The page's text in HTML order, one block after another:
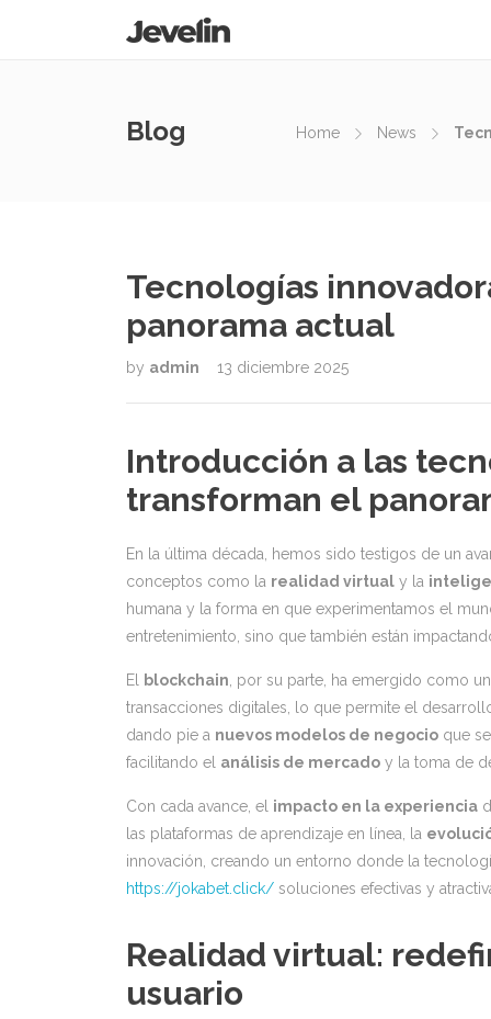
Blog Home News
Tecnologías
panorama actual
by admin 13 diciembre 2025
Introducción a las
transforman el
En la última década, hemos sido testigos de un
conceptos como la realidad virtual y la
humana y la forma en que experimentamos el
entretenimiento, sino que también están
El blockchain , por su parte, ha emergido como
transacciones digitales, lo que permite el
dando pie a nuevos modelos de negocio que
facilitando el análisis de mercado y la toma de
Con cada avance, el impacto en la experiencia
las plataformas de aprendizaje en línea, la
innovación, creando un entorno donde la
https://jokabet.click/ soluciones efectivas y
Realidad virtual:
usuario